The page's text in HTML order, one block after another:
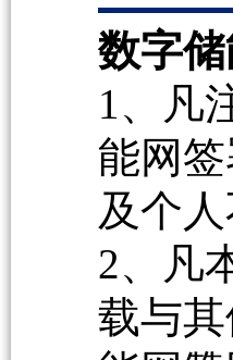
数字
1、凡
能网
及个
2、凡
载与